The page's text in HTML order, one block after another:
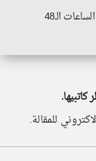
الصحة بغزة: شهيدان و6 إصابات خلال الساعات الـ48
للمقالة.